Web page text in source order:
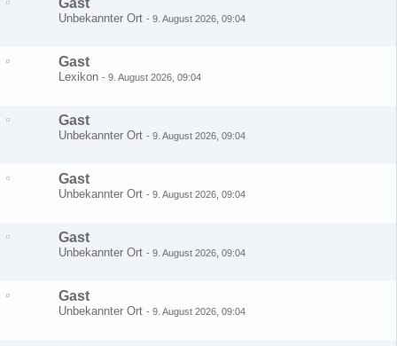
Gast
Unbekannter Ort - 9. August 2026, 09:04
Gast
Lexikon - 9. August 2026, 09:04
Gast
Unbekannter Ort - 9. August 2026, 09:04
Gast
Unbekannter Ort - 9. August 2026, 09:04
Gast
Unbekannter Ort - 9. August 2026, 09:04
Gast
Unbekannter Ort - 9. August 2026, 09:04